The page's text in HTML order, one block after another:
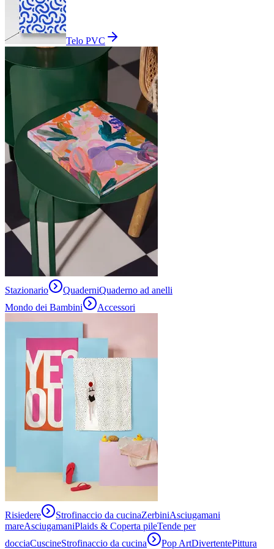
Telo PVC
Stazionario QuaderniQuaderno ad anelli
Mondo dei Bambini
Accessori
Risiedere Strofinaccio da cucinaZerbiniAsciugamani
mareAsciugamaniPlaids & Coperta pileTende per
docciaCuscineStrofinaccio da cucina Pop ArtDivertentePittura